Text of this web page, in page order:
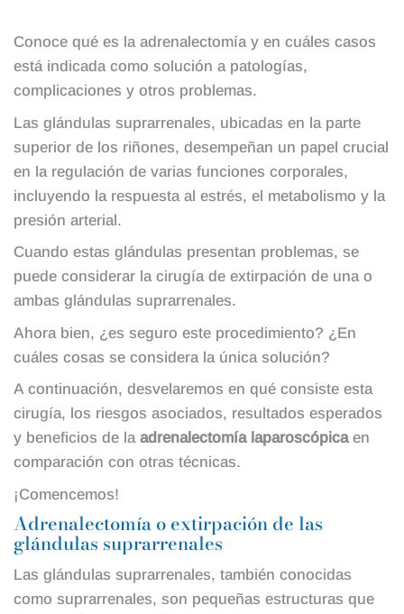
Conoce qué es la adrenalectomía y en cuáles casos
está indicada como solución a patologías,
complicaciones y otros problemas.
Las glándulas suprarrenales, ubicadas en la parte
superior de los riñones, desempeñan un papel crucial
en la regulación de varias funciones corporales,
incluyendo la respuesta al estrés, el metabolismo y la
presión arterial.
Cuando estas glándulas presentan problemas, se
puede considerar la cirugía de extirpación de una o
ambas glándulas suprarrenales.
Ahora bien, ¿es seguro este procedimiento? ¿En
cuáles cosas se considera la única solución?
A continuación, desvelaremos en qué consiste esta
cirugía, los riesgos asociados, resultados esperados
y beneficios de la adrenalectomía laparoscópica en
comparación con otras técnicas.
¡Comencemos!
Adrenalectomía o extirpación de las
glándulas suprarrenales
Las glándulas suprarrenales, también conocidas
como suprarrenales, son pequeñas estructuras que